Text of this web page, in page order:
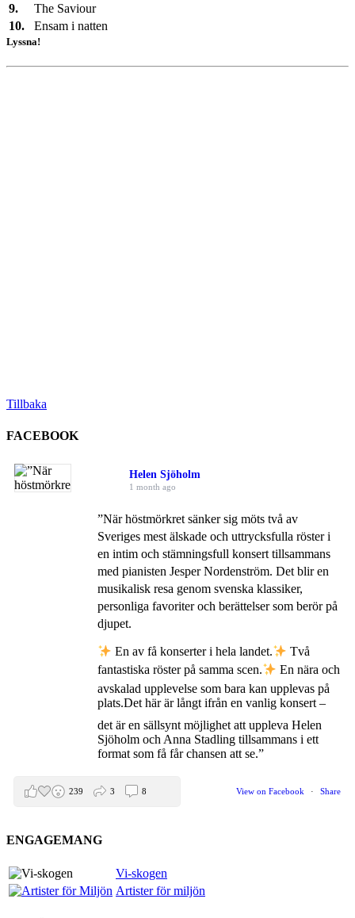
9.
The Saviour
10. Ensam i natten
Lyssna!
Tillbaka
FACEBOOK
Helen Sjöholm
1 month ago
”När höstmörkret sänker sig möts två av
Sveriges mest älskade och uttrycksfulla röster i
en intim och stämningsfull konsert tillsammans
med pianisten Jesper Nordenström. Det blir en
musikalisk resa genom svenska klassiker,
personliga favoriter och berättelser som berör på
djupet.
En av få konserter i hela landet.
Två
fantastiska röster på samma scen.
En nära och
avskalad upplevelse som bara kan upplevas på
plats.Det här är långt ifrån en vanlig konsert –
det är en sällsynt möjlighet att uppleva Helen
Sjöholm och Anna Stadling tillsammans i ett
format som få får chansen att se.”
View on Facebook · Share
239 3 8
Den 5 juni blir det skön konsert med Nimbus på
ENGAGEMANG
Vi-skogen
Artister för miljön